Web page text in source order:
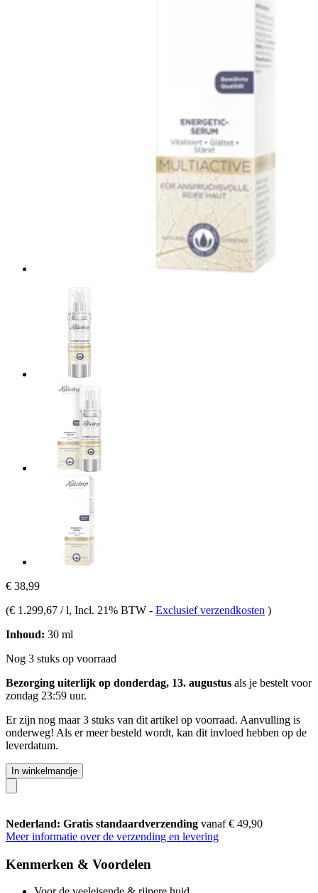
€ 38,99
(€ 1.299,67 / l, Incl. 21% BTW - Exclusief verzendkosten )
Inhoud: 30 ml
Nog 3 stuks op voorraad
Bezorging uiterlijk op donderdag, 13. augustus als je bestelt voor
zondag 23:59 uur.
Er zijn nog maar 3 stuks van dit artikel op voorraad. Aanvulling is
onderweg! Als er meer besteld wordt, kan dit invloed hebben op de
leverdatum.
In winkelmandje
Nederland: Gratis standaardverzending vanaf € 49,90
Meer informatie over de verzending en levering
Kenmerken & Voordelen